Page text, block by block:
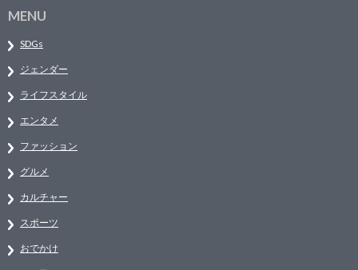
MENU
SDGs
ジェンダー
ライフスタイル
エンタメ
ファッション
グルメ
カルチャー
スポーツ
おでかけ